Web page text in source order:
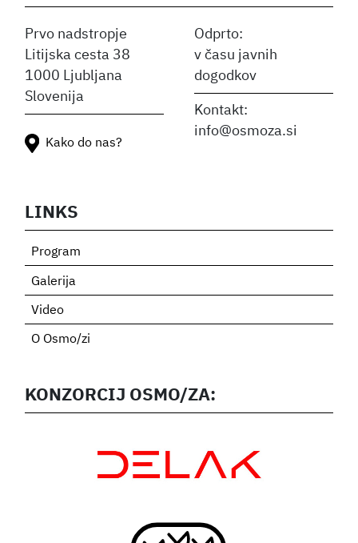
Prvo nadstropje
Litijska cesta 38
1000 Ljubljana
Slovenija
Odprto:
v času javnih
dogodkov
Kontakt:
info@osmoza.si
LINKS
Program
Galerija
Video
O Osmo/zi
KONZORCIJ OSMO/ZA:
Kako do nas?